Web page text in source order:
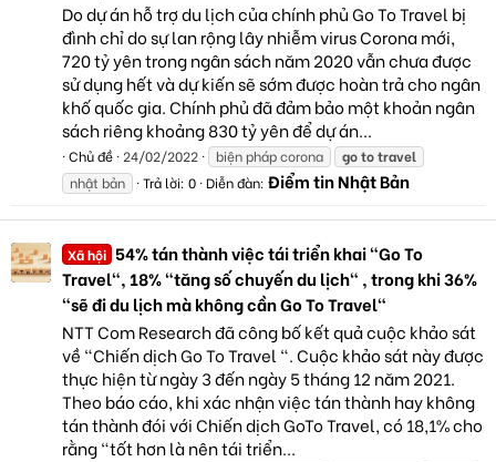
Do dự án hỗ trợ du lịch của chính phủ Go To Travel bị
đình chỉ do sự lan rộng lây nhiễm virus Corona mới,
720 tỷ yên trong ngân sách năm 2020 vẫn chưa được
sử dụng hết và dự kiến sẽ sớm được hoàn trả cho ngân
khố quốc gia. Chính phủ đã đảm bảo một khoản ngân
sách riêng khoảng 830 tỷ yên để dự án...
Chủ đề 24/02/2022 biện pháp corona gototravel
nhật bản
Trả lời: 0 Diễn đàn: Điểm tin Nhật Bản
Xã hội 54% tán thành việc tái triển khai "Go To
Travel", 18% "tăng số chuyến du lịch" , trong khi 36%
"sẽ đi du lịch mà không cần Go To Travel"
NTT Com Research đã công bố kết quả cuộc khảo sát
về "Chiến dịch Go To Travel ". Cuộc khảo sát này được
thực hiện từ ngày 3 đến ngày 5 tháng 12 năm 2021.
Theo báo cáo, khi xác nhận việc tán thành hay không
tán thành đói với Chiến dịch GoTo Travel, có 18,1% cho
rằng "tốt hơn là nên tái triển...